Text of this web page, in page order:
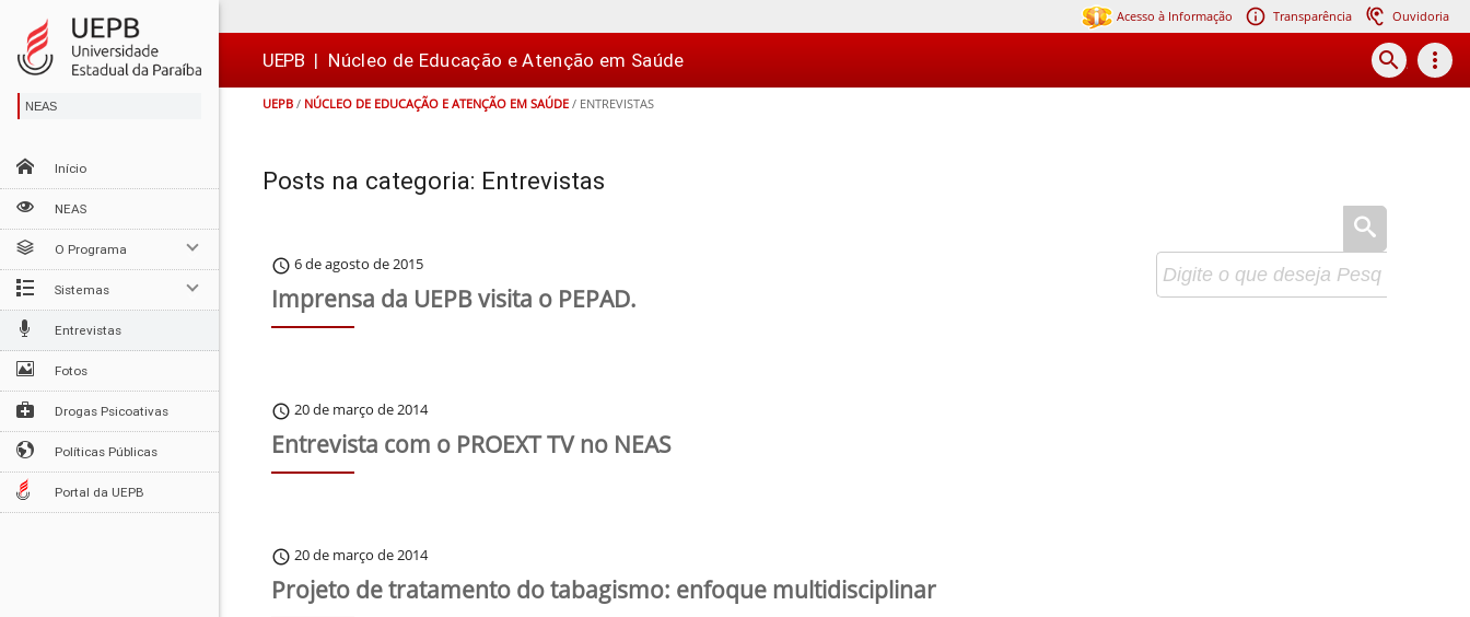
para
conteúdo
para
menu
para
busca
para
rodapé

Acesso à Informação Transparência Ouvidoria
UEPB | Núcleo de Educação e Atenção em Saúde search more_vert
UEPB / NÚCLEO DE EDUCAÇÃO E ATENÇÃO EM SAÚDE / ENTREVISTAS
NEAS
Início
NEAS
O Programa
Sistemas
Entrevistas
Fotos
Drogas Psicoativas
Políticas Públicas
Portal da UEPB
Posts na categoria: Entrevistas
schedule 6 de agosto de 2015
Imprensa da UEPB visita o PEPAD.
schedule 20 de março de 2014
Entrevista com o PROEXT TV no NEAS
schedule 20 de março de 2014
Projeto de tratamento do tabagismo: enfoque multidisciplinar